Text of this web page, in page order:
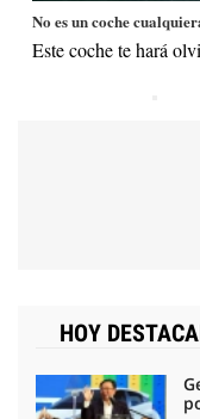
No es un coche
Este coche te hará
HOY